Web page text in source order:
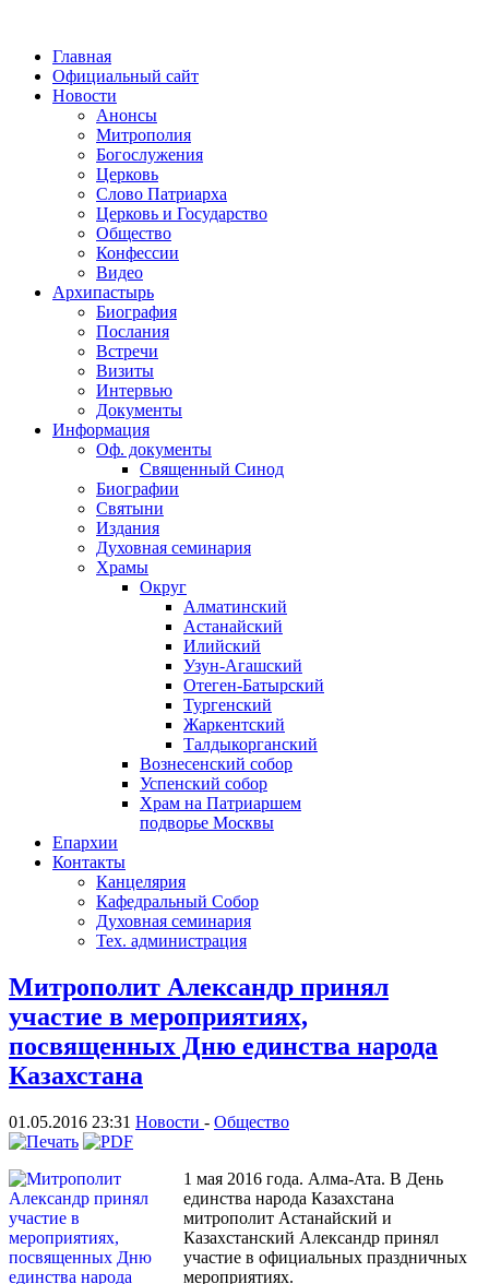
Главная
Официальный сайт
Новости
Анонсы
Митрополия
Богослужения
Церковь
Слово Патриарха
Церковь и Государство
Общество
Конфессии
Видео
Архипастырь
Биография
Послания
Встречи
Визиты
Интервью
Документы
Информация
Оф. документы
Священный Синод
Биографии
Святыни
Издания
Духовная семинария
Храмы
Округ
Алматинский
Астанайский
Илийский
Узун-Агашский
Отеген-Батырский
Тургенский
Жаркентский
Талдыкорганский
Вознесенский собор
Успенский собор
Храм на Патриаршем
подворье Москвы
Епархии
Контакты
Канцелярия
Кафедральный Собор
Духовная семинария
Тех. администрация
Митрополит Александр принял
участие в мероприятиях,
посвященных Дню единства народа
Казахстана
01.05.2016 23:31 Новости - Общество
1 мая 2016 года. Алма-Ата. В День
единства народа Казахстана
митрополит Астанайский и
Казахстанский Александр принял
участие в официальных праздничных
мероприятиях.